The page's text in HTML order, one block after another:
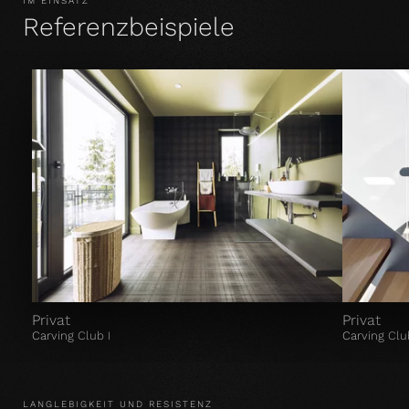
Referenzbeispiele
Privat
Carving Club I
Privat
Carving
LANGLEBIGKEIT UND RESISTENZ